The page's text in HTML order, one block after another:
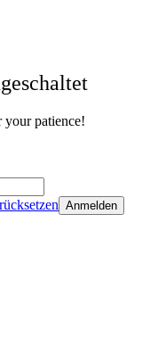
patience!